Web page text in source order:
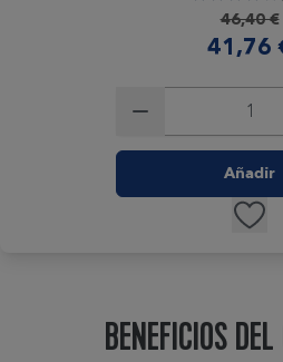
Precio
46,40 €
Precio
41,76
Añadir
BENEFICIOS